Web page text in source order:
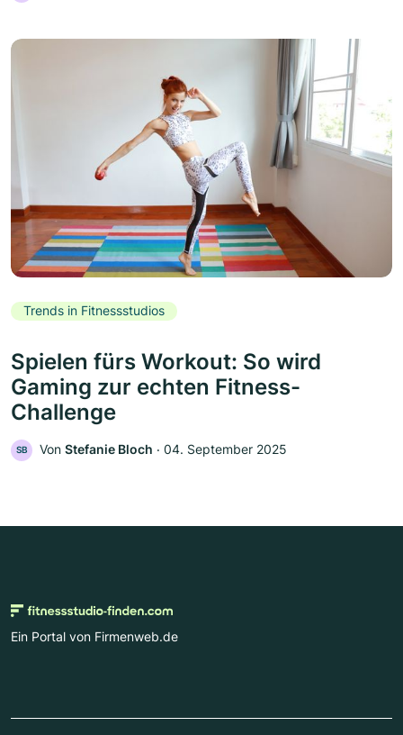
Trends in Fitnessstudios
Spielen fürs Workout: So wird
Gaming zur echten Fitness-
Challenge
SB Von Stefanie Bloch ‧ 04. September 2025
Ein Portal von Firmenweb.de